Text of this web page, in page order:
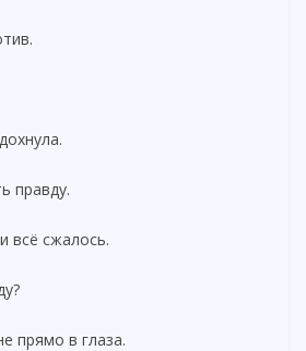
правду.
всё сжалось.
прямо в глаза.